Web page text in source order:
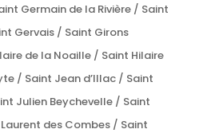
Germain de la Rivière / Saint
Gervais / Saint Girons
de la Noaille / Saint Hilaire
/ Saint Jean d’Illac / Saint
Julien Beychevelle / Saint
des Combes / Saint